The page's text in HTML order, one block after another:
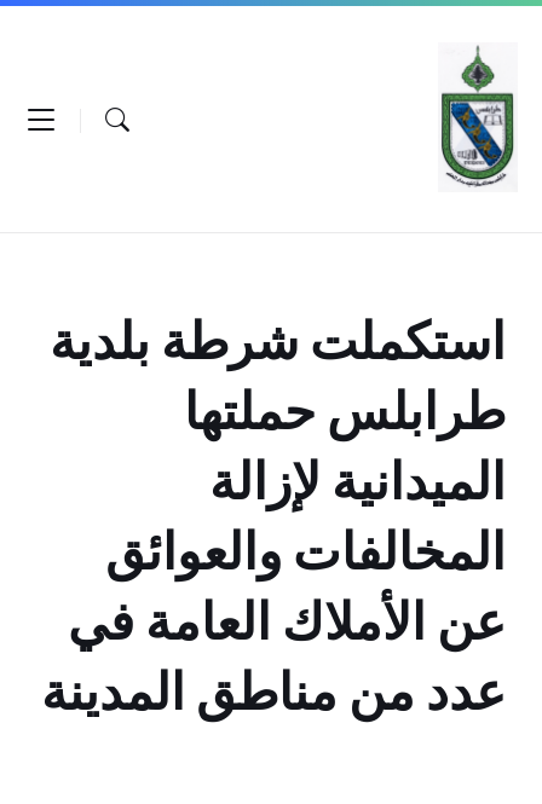
Skip
content
Skip
navigation
Skip
استكملت شرطة بلدية
طرابلس حملتها
الميدانية لإزالة
المخالفات والعوائق
عن الأملاك العامة في
عدد من مناطق المدينة